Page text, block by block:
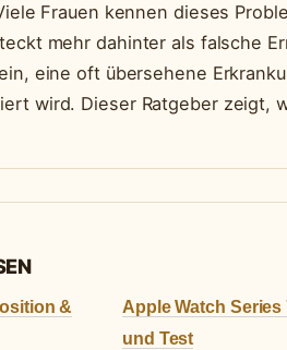
Frauen kennen dieses
mehr dahinter als falsche
eine oft übersehene
wird. Dieser Ratgeber zeigt,
&
Apple Watch
und Test